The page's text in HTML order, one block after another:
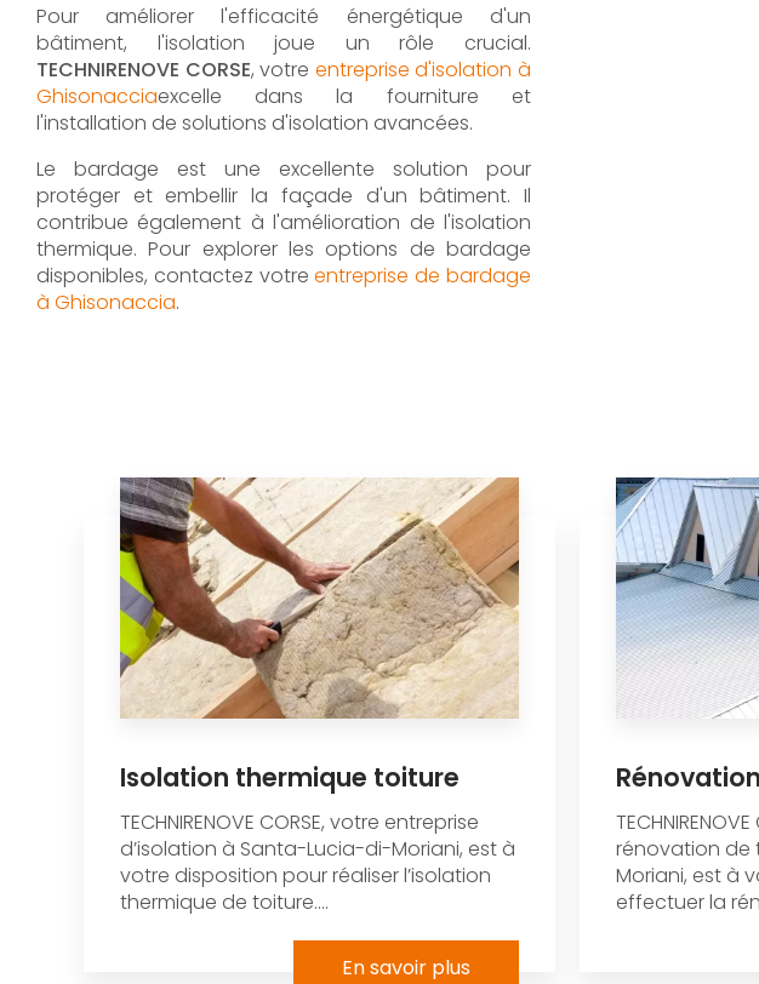
Pour améliorer l'efficacité énergétique d'un
bâtiment, l'isolation joue un rôle crucial.
TECHNIRENOVE CORSE, votre entreprise d'isolation à
Ghisonacciaexcelle dans la fourniture et
l'installation de solutions d'isolation avancées.
Le bardage est une excellente solution pour
protéger et embellir la façade d'un bâtiment. Il
contribue également à l'amélioration de l'isolation
thermique. Pour explorer les options de bardage
disponibles, contactez votreentreprise de bardage
à Ghisonaccia.
Isolation thermique toiture
TECHNIRENOVE CORSE, votre entreprise
d’isolation à Santa-Lucia-di-Moriani, est à
votre disposition pour réaliser l’isolation
thermique de toiture....
En savoir plus
rénovation de
Moriani, est à
effectuer la